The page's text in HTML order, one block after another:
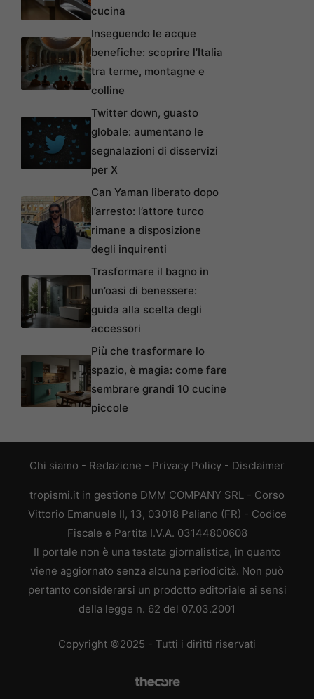
cucina
Inseguendo le acque
benefiche: scoprire l’Italia
tra terme, montagne e
colline
Twitter down, guasto
globale: aumentano le
segnalazioni di disservizi
per X
Can Yaman liberato dopo
l’arresto: l’attore turco
rimane a disposizione
degli inquirenti
Trasformare il bagno in
un’oasi di benessere:
guida alla scelta degli
accessori
Più che trasformare lo
spazio, è magia: come fare
sembrare grandi 10 cucine
piccole
Chi siamo - Redazione - Privacy Policy - Disclaimer
tropismi.it in gestione DMM COMPANY SRL - Corso
Vittorio Emanuele II, 13, 03018 Paliano (FR) - Codice
Fiscale e Partita I.V.A. 03144800608
Il portale non è una testata giornalistica, in quanto
viene aggiornato senza alcuna periodicità. Non può
pertanto considerarsi un prodotto editoriale ai sensi
della legge n. 62 del 07.03.2001
Copyright ©2025 - Tutti i diritti riservati